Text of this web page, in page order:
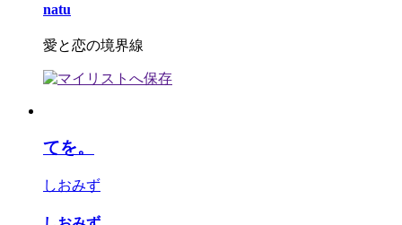
natu
愛と恋の境界線
てを。
しおみず